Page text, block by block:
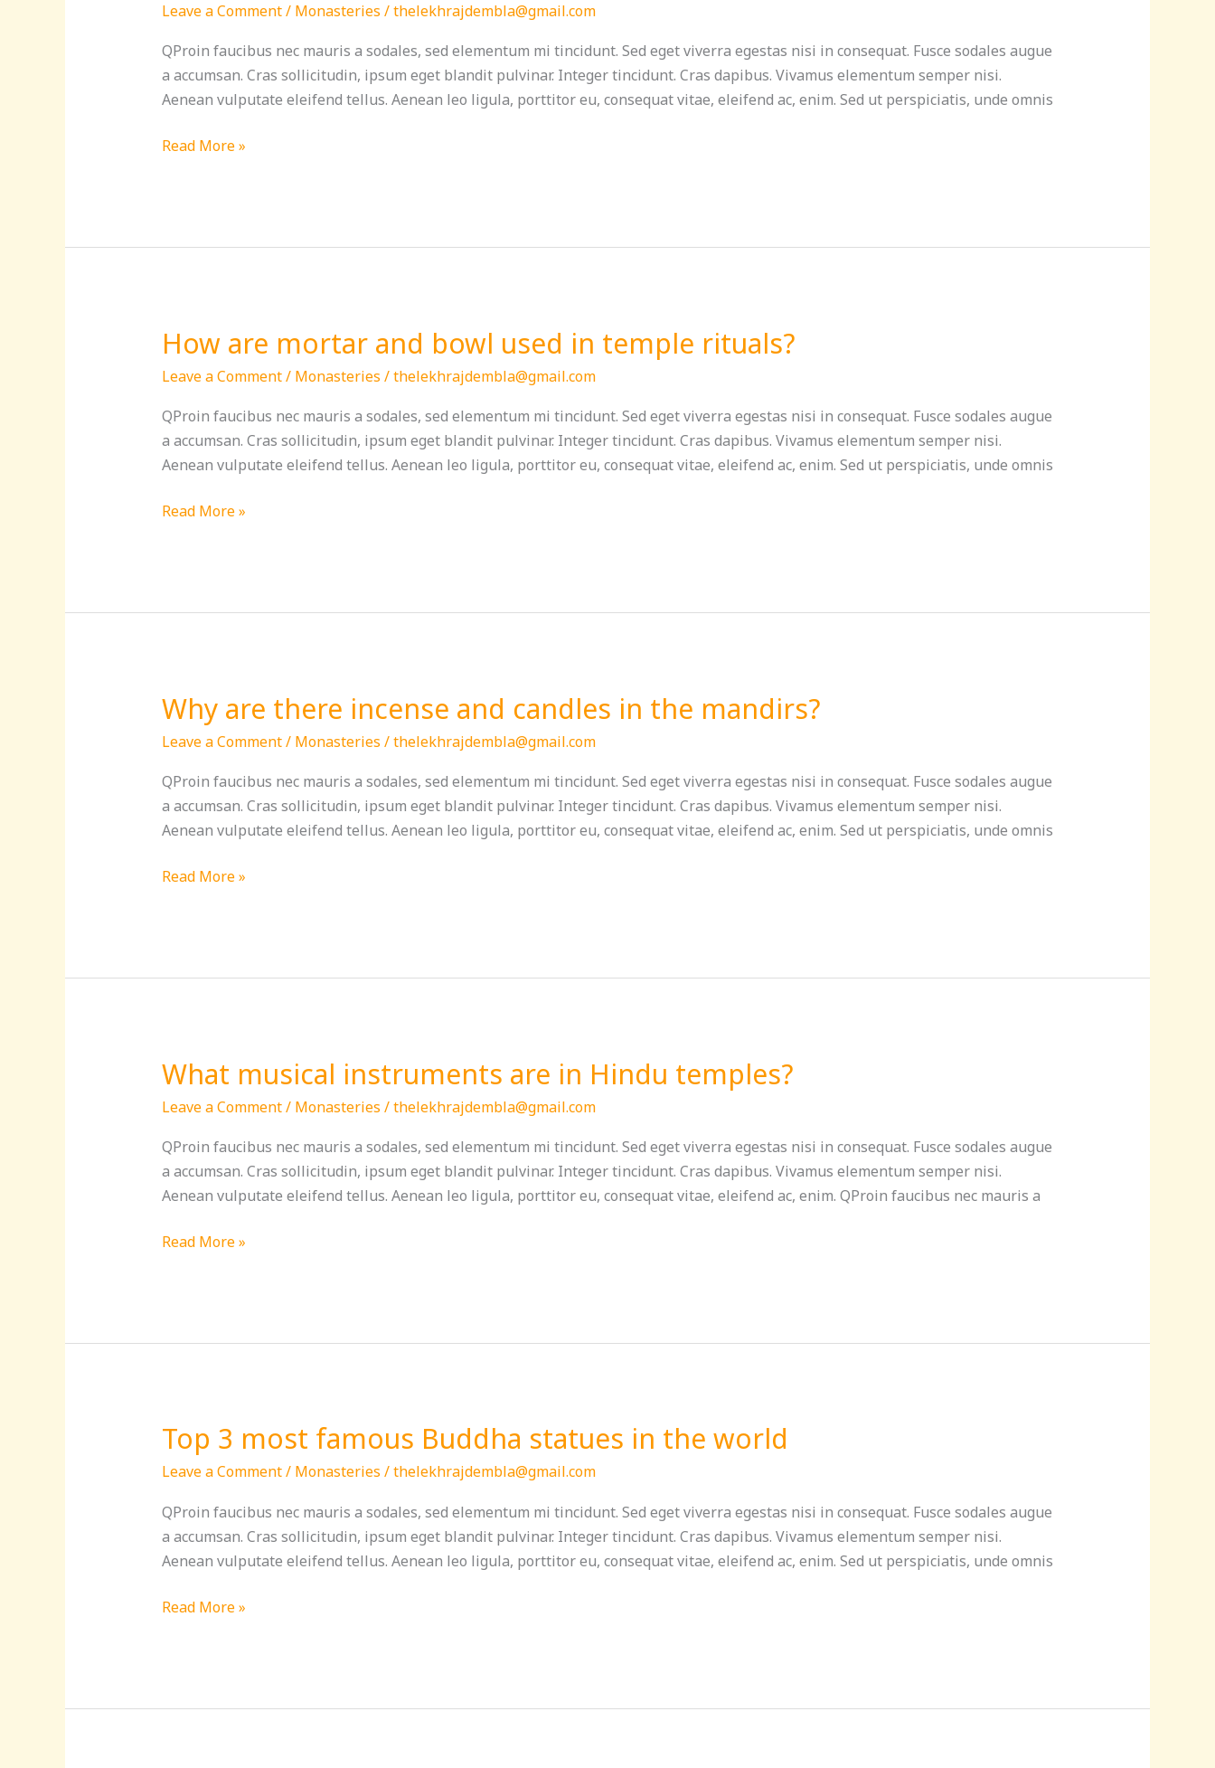
Leave a Comment/ Monasteries /thelekhrajdembla@gmail.com
QProin faucibus nec mauris a sodales, sed elementum mi tincidunt. Sed eget viverra egestas nisi in consequat. Fusce sodales augue
a accumsan. Cras sollicitudin, ipsum eget blandit pulvinar. Integer tincidunt. Cras dapibus. Vivamus elementum semper nisi.
Aenean vulputate eleifend tellus. Aenean leo ligula, porttitor eu, consequat vitae, eleifend ac, enim. Sed ut perspiciatis, unde omnis
Most
ancient
temple
complexes
India
Read More »
How are mortar and bowl used in temple rituals?
Leave a Comment/ Monasteries /thelekhrajdembla@gmail.com
QProin faucibus nec mauris a sodales, sed elementum mi tincidunt. Sed eget viverra egestas nisi in consequat. Fusce sodales augue
a accumsan. Cras sollicitudin, ipsum eget blandit pulvinar. Integer tincidunt. Cras dapibus. Vivamus elementum semper nisi.
Aenean vulputate eleifend tellus. Aenean leo ligula, porttitor eu, consequat vitae, eleifend ac, enim. Sed ut perspiciatis, unde omnis
How
mortar
and
bowl
used
temple
Read More »
Why are there incense and candles in the mandirs?
Leave a Comment/ Monasteries /thelekhrajdembla@gmail.com
QProin faucibus nec mauris a sodales, sed elementum mi tincidunt. Sed eget viverra egestas nisi in consequat. Fusce sodales augue
a accumsan. Cras sollicitudin, ipsum eget blandit pulvinar. Integer tincidunt. Cras dapibus. Vivamus elementum semper nisi.
Aenean vulputate eleifend tellus. Aenean leo ligula, porttitor eu, consequat vitae, eleifend ac, enim. Sed ut perspiciatis, unde omnis
Why
there
incense
and
candles
the
Read More »
What musical instruments are in Hindu temples?
Leave a Comment/ Monasteries /thelekhrajdembla@gmail.com
QProin faucibus nec mauris a sodales, sed elementum mi tincidunt. Sed eget viverra egestas nisi in consequat. Fusce sodales augue
a accumsan. Cras sollicitudin, ipsum eget blandit pulvinar. Integer tincidunt. Cras dapibus. Vivamus elementum semper nisi.
Aenean vulputate eleifend tellus. Aenean leo ligula, porttitor eu, consequat vitae, eleifend ac, enim. QProin faucibus nec mauris a
What
musical
instruments
are
in
Hindu
Read More »
Top 3 most famous Buddha statues in the world
Leave a Comment/ Monasteries /thelekhrajdembla@gmail.com
QProin faucibus nec mauris a sodales, sed elementum mi tincidunt. Sed eget viverra egestas nisi in consequat. Fusce sodales augue
a accumsan. Cras sollicitudin, ipsum eget blandit pulvinar. Integer tincidunt. Cras dapibus. Vivamus elementum semper nisi.
Aenean vulputate eleifend tellus. Aenean leo ligula, porttitor eu, consequat vitae, eleifend ac, enim. Sed ut perspiciatis, unde omnis
Top
most
famous
Buddha
statues
the
Read More »